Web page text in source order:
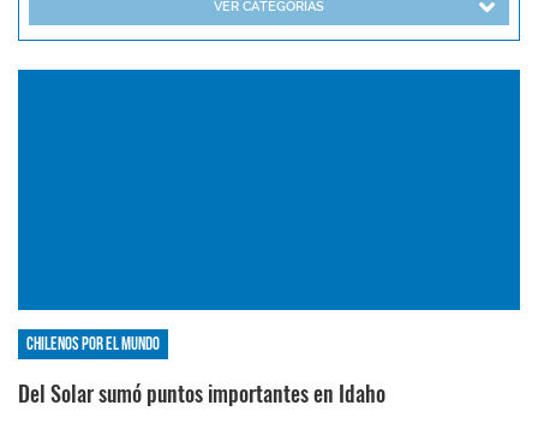
VER CATEGORÍAS
Chilenos por el mundo
Del Solar sumó puntos importantes en Idaho